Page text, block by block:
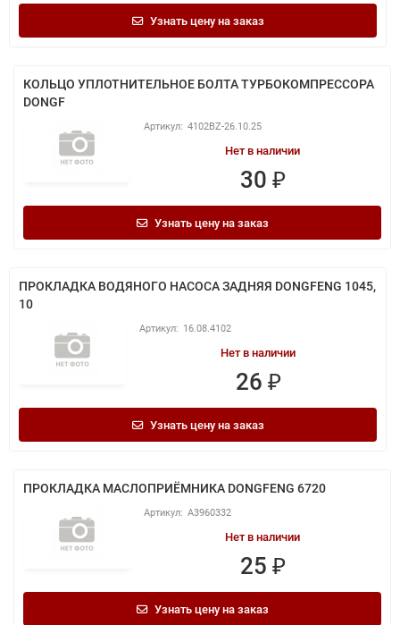
Узнать цену на заказ
КОЛЬЦО УПЛОТНИТЕЛЬНОЕ БОЛТА ТУРБОКОМПРЕССОРА
DONGF
4102BZ-26.10.25
Нет в наличии
30 ₽
Узнать цену на заказ
ПРОКЛАДКА ВОДЯНОГО НАСОСА ЗАДНЯЯ DONGFENG 1045,
10
16.08.4102
Нет в наличии
26 ₽
Узнать цену на заказ
ПРОКЛАДКА МАСЛОПРИЁМНИКА DONGFENG 6720
A3960332
Нет в наличии
25 ₽
Узнать цену на заказ